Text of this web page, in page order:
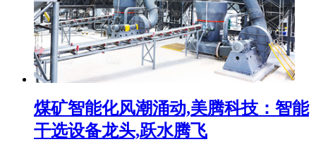
煤矿智能化风潮涌动,美腾科技：智能
干选设备龙头,跃水腾飞